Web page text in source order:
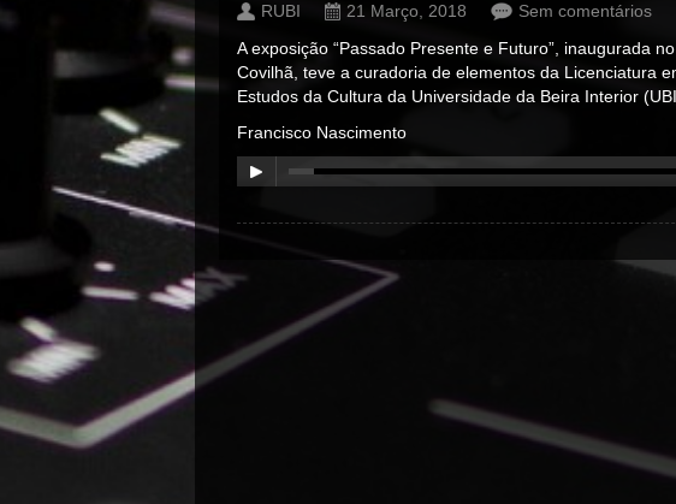
RUBI 21 Março, 2018
Sem comentários
A exposição “Passado Presente e Futuro”, inaugurada
Covilhã, teve a curadoria de elementos da Licenciatura
Estudos da Cultura da Universidade da Beira Interior
Francisco Nascimento
00:00 / 00:00